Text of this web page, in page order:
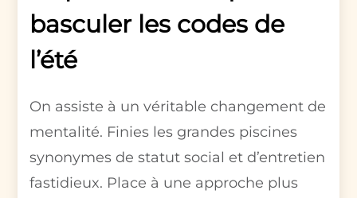
basculer les codes de
l’été
On assiste à un véritable changement de
mentalité. Finies les grandes piscines
synonymes de statut social et d’entretien
fastidieux. Place à une approche plus